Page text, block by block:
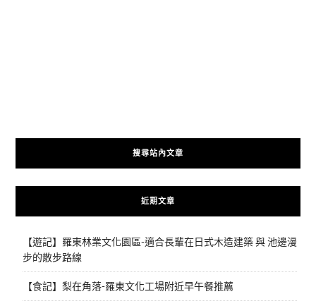
搜尋站內文章
近期文章
【遊記】羅東林業文化園區-適合長輩在日式木造建築 與 池邊漫
步的散步路線
【食記】梨在角落-羅東文化工場附近早午餐推薦